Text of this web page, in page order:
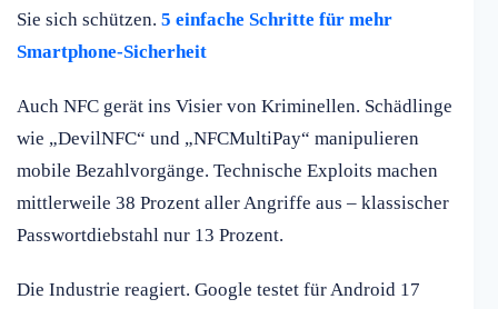
Sie sich schützen. 5 einfache Schritte für mehr
Smartphone-Sicherheit
Auch NFC gerät ins Visier von Kriminellen. Schädlinge
wie „DevilNFC“ und „NFCMultiPay“ manipulieren
mobile Bezahlvorgänge. Technische Exploits machen
mittlerweile 38 Prozent aller Angriffe aus – klassischer
Passwortdiebstahl nur 13 Prozent.
Die Industrie reagiert. Google testet für Android 17